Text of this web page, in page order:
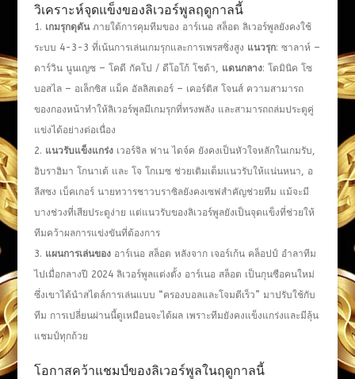
วิเคราะห์จุดแข็งของลิเวอร์พูลฤดูกาลนี้
เกมรุกดุดัน ภายใต้การคุมทีมของ อาร์เนอ สล็อต ลิเวอร์พูลยังคงใช้
ระบบ 4-3-3 ที่เน้นการเล่นเกมรุกและการเพรสซิ่งสูง แนวรุก: ซาลาห์ –
ดาร์วิน นูนเญซ – โคดี กัคโป / ดีโอโก้ โชต้า, แดนกลาง: โดมินิค โซ
บอสไล – อเล็กซิส แม็ค อัลลิสเตอร์ – เคอร์ติส โจนส์ ความสามารถ
ของกองหน้าทำให้ลิเวอร์พูลมีเกมรุกที่ทรงพลัง และสามารถถล่มประตูคู่
แข่งได้อย่างต่อเนื่อง
แนวรับแข็งแกร่ง เวอร์จิล ฟาน ไดจ์ค ยังคงเป็นหัวใจหลักในเกมรับ,
อิบราฮิมา โกนาเต้ และ โจ โกเมซ ช่วยเติมเต็มแนวรับให้แน่นหนา, อ
ลีสซง เบ็คเกอร์ นายทวารชาวบราซิลยังคงเซฟสำคัญช่วยทีม แม้จะมี
บางช่วงที่เสียประตูง่าย แต่แนวรับของลิเวอร์พูลยังเป็นจุดแข็งที่ช่วยให้
ทีมคว้าผลการแข่งขันที่ต้องการ
แผนการเล่นของ อาร์เนอ สล็อต หลังจาก เจอร์เก้น คล็อปป์ อำลาทีม
ไปเมื่อกลางปี 2024 ลิเวอร์พูลแต่งตั้ง อาร์เนอ สล็อต เป็นกุนซือคนใหม่
ซึ่งเขาได้นำสไตล์การเล่นแบบ “ครองบอลและโจมตีเร็ว” มาปรับใช้กับ
ทีม การเปลี่ยนผ่านนี้ดูเหมือนจะได้ผล เพราะทีมยังคงแข็งแกร่งและมีลุ้น
แชมป์ทุกถ้วย
โอกาสคว้าแชมป์ของลิเวอร์พูลในฤดูกาลนี้